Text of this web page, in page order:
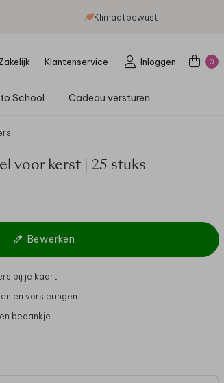
Klimaatbewust
Klantenservice Inloggen 0
School Cadeau versturen
voor kerst | 25 stuks
Bewerken
bij je kaart
en versieringen
bedankje